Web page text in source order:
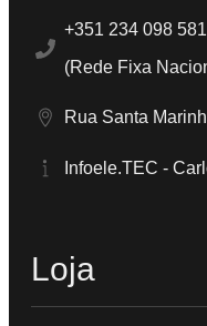
+351 234 098 581
(Rede Fixa
Rua Santa
Infoele.TEC -
Loja